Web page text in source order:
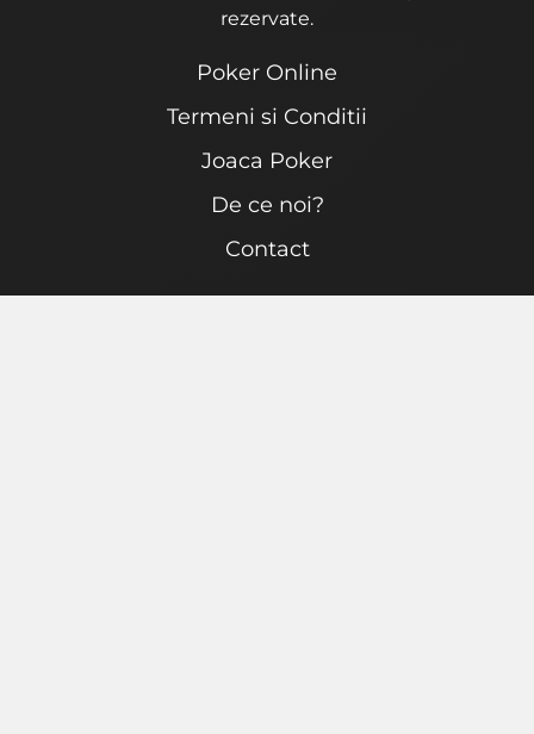
rezervate.
Poker Online
Termeni si Conditii
Joaca Poker
De ce noi?
Contact